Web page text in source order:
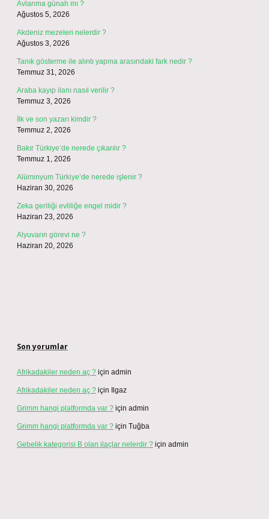
Avlanma günah mı ?
Ağustos 5, 2026
Akdeniz mezeleri nelerdir ?
Ağustos 3, 2026
Tanık gösterme ile alıntı yapma arasındaki fark nedir ?
Temmuz 31, 2026
Araba kayıp ilanı nasıl verilir ?
Temmuz 3, 2026
İlk ve son yazarı kimdir ?
Temmuz 2, 2026
Bakır Türkiye’de nerede çıkarılır ?
Temmuz 1, 2026
Alüminyum Türkiye’de nerede işlenir ?
Haziran 30, 2026
Zeka geriliği evliliğe engel midir ?
Haziran 23, 2026
Alyuvarın görevi ne ?
Haziran 20, 2026
Son yorumlar
Afrikadakiler neden aç ? için admin
Afrikadakiler neden aç ? için Ilgaz
Grimm hangi platformda var ? için admin
Grimm hangi platformda var ? için Tuğba
Gebelik kategorisi B olan ilaçlar nelerdir ? için admin